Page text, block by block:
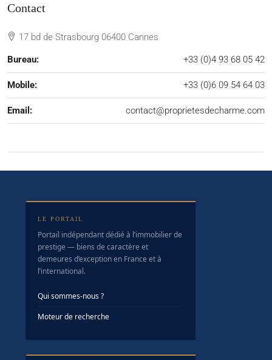
Contact
17 bd de Strasbourg 06400 Cannes
Bureau: +33 (0)4 93 68 05 42
Mobile: +33 (0)6 09 54 64 03
Email: contact@proprietesdecharme.com
LE PORTAIL
Portail indépendant dédié à l’immobilier de
prestige — biens de caractère et
demeures d’exception en France et à
l’international.
Qui sommes-nous ?
Moteur de recherche